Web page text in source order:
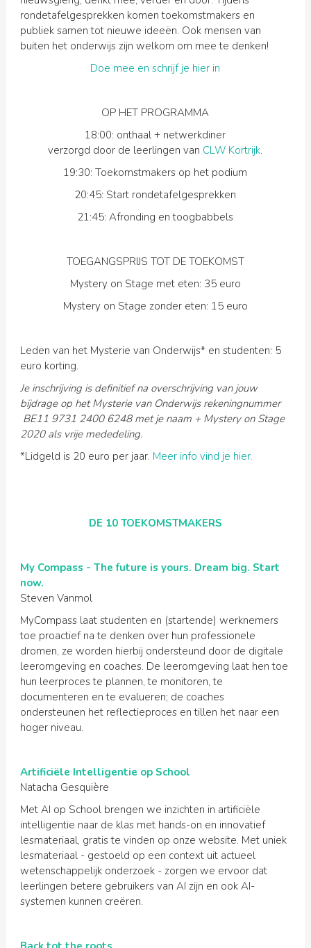
rondetafelgesprekken komen toekomstmakers en
publiek samen tot nieuwe ideeën. Ook mensen van
buiten het onderwijs zijn welkom om mee te denken!
Doe mee en schrijf je hier in
OP HET PROGRAMMA
18:00: onthaal + netwerkdiner
verzorgd door de leerlingen van CLW Kortrijk.
19:30: Toekomstmakers op het podium
20:45: Start rondetafelgesprekken
21:45: Afronding en toogbabbels
TOEGANGSPRIJS TOT DE TOEKOMST
Mystery on Stage met eten: 35 euro
Mystery on Stage zonder eten: 15 euro
Leden van het Mysterie van Onderwijs* en studenten: 5
euro korting.
Je inschrijving is definitief na overschrijving van jouw
bijdrage op het Mysterie van Onderwijs rekeningnummer
BE11 9731 2400 6248 met je naam + Mystery on Stage
2020 als vrije mededeling.
*Lidgeld is 20 euro per jaar. Meer info vind je hier.
DE 10 TOEKOMSTMAKERS
My Compass - The future is yours. Dream big. Start
now.
Steven Vanmol
MyCompass laat studenten en (startende) werknemers
toe proactief na te denken over hun professionele
dromen, ze worden hierbij ondersteund door de digitale
leeromgeving en coaches. De leeromgeving laat hen toe
hun leerproces te plannen, te monitoren, te
documenteren en te evalueren; de coaches
ondersteunen het reflectieproces en tillen het naar een
hoger niveau.
Artificiële Intelligentie op School
Natacha Gesquière
Met AI op School brengen we inzichten in artificiële
intelligentie naar de klas met hands-on en innovatief
lesmateriaal, gratis te vinden op onze website. Met uniek
lesmateriaal - gestoeld op een context uit actueel
wetenschappelijk onderzoek - zorgen we ervoor dat
leerlingen betere gebruikers van AI zijn en ook AI-
systemen kunnen creëren.